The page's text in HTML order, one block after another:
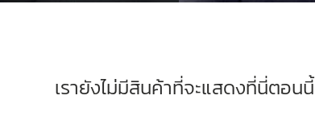
เรายังไม่มีสินค้าที่จะแสดงที่นี่ตอนนี้